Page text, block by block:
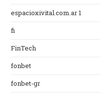
espacioxivital.com.ar 1
fi
FinTech
fonbet
fonbet-gr